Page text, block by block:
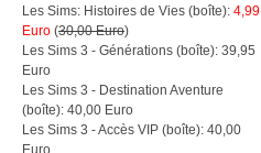
Les Sims: Histoires de Vies (boîte): 4,99
Euro (30,00 Euro)
Les Sims 3 - Générations (boîte): 39,95
Euro
Les Sims 3 - Destination Aventure
(boîte): 40,00 Euro
Les Sims 3 - Accès VIP (boîte): 40,00
Euro